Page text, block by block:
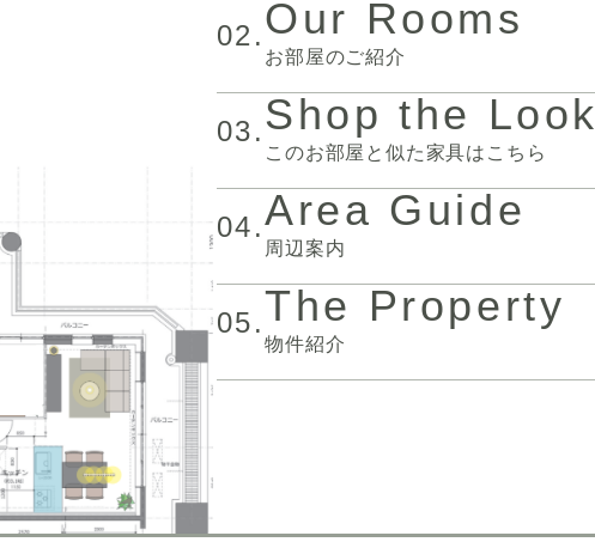
02.Our Rooms
お部屋のご紹介
03. Shop the Look
このお部屋と似た家具はこちら
04.Area Guide
周辺案内
05.The Property
物件紹介